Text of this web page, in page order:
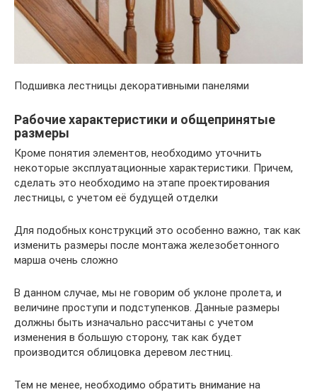
Подшивка лестницы декоративными панелями
Рабочие характеристики и общепринятые
размеры
Кроме понятия элементов, необходимо уточнить
некоторые эксплуатационные характеристики. Причем,
сделать это необходимо на этапе проектирования
лестницы, с учетом её будущей отделки
Для подобных конструкций это особенно важно, так как
изменить размеры после монтажа железобетонного
марша очень сложно
В данном случае, мы не говорим об уклоне пролета, и
величине проступи и подступенков. Данные размеры
должны быть изначально рассчитаны с учетом
изменения в большую сторону, так как будет
производится облицовка деревом лестниц.
Тем не менее, необходимо обратить внимание на